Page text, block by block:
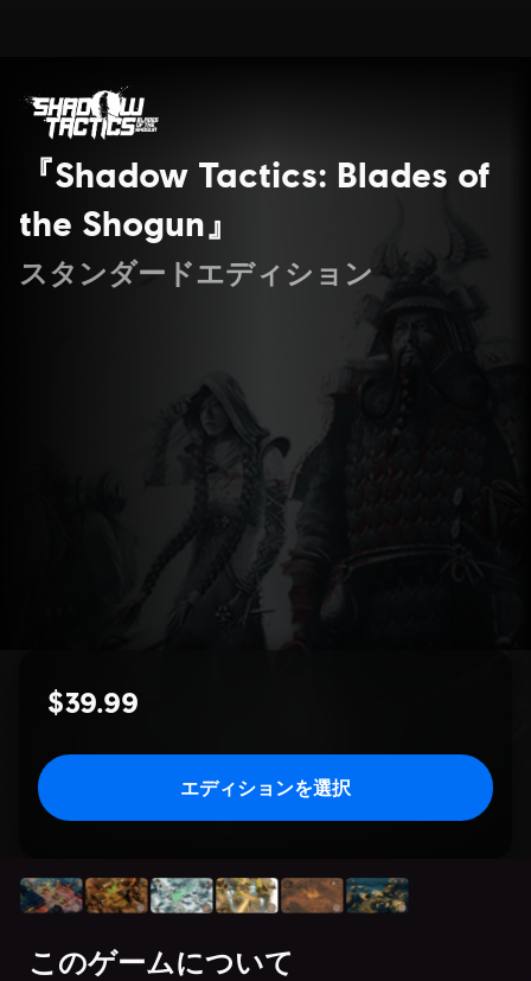
『Shadow Tactics: Blades of
the Shogun』
スタンダードエディション
$39.99
エディションを選択
このゲームについて